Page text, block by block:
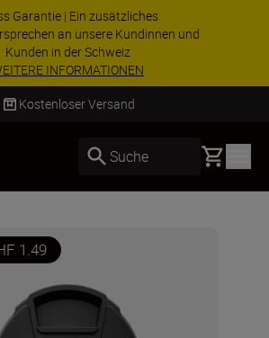
Garantie | Ein zusätzliches
an unsere Kundinnen und
Kunden in der Schweiz
INFORMATIONEN
Kostenloser Versand
Suche Basket
1.49